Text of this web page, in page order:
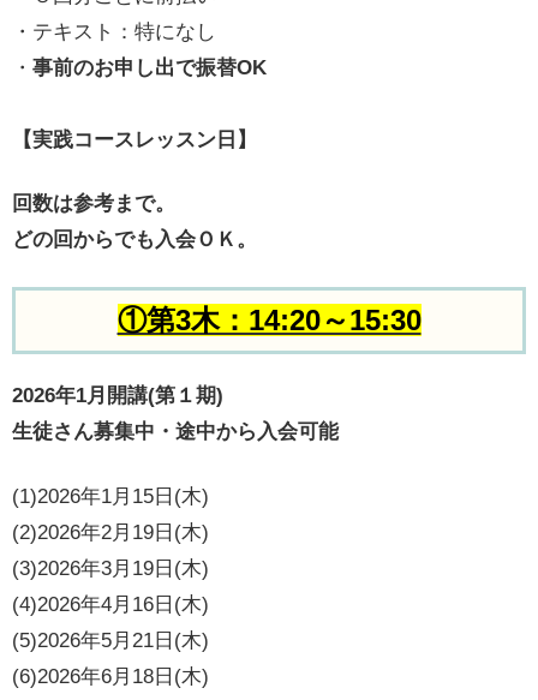
・テキスト：特になし
・ 事前のお申し出で振替OK
【実践コースレッスン日】
回数は参考まで。
どの回からでも入会ＯＫ。
①第3木：14:20～15:30
2026年1月開講(第１期)
生徒さん募集中・途中から入会可能
(1)2026年1月15日(木)
(2)2026年2月19日(木)
(3)2026年3月19日(木)
(4)2026年4月16日(木)
(5)2026年5月21日(木)
(6)2026年6月18日(木)